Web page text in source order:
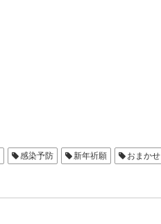
感染予防 新年祈願 おまかせ